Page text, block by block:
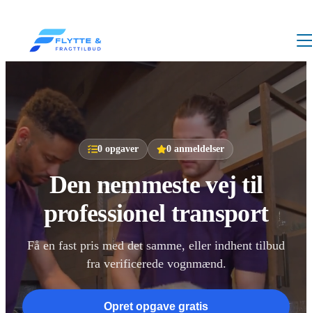
0 opgaver 0 anmeldelser
Den nemmeste vej til
professionel transport
Få en fast pris med det samme, eller indhent tilbud
fra verificerede vognmænd.
Opret opgave gratis